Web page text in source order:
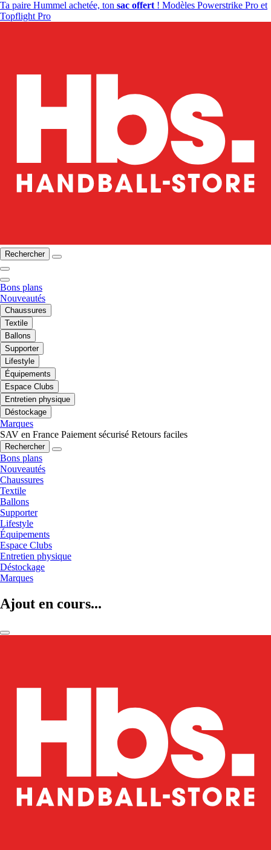
Ta paire Hummel achetée, ton sac offert ! Modèles Powerstrike Pro et
Topflight Pro
Rechercher
Bons plans
Nouveautés
Chaussures
Textile
Ballons
Supporter
Lifestyle
Équipements
Espace Clubs
Entretien physique
Déstockage
Marques
SAV en France Paiement sécurisé Retours faciles
Rechercher
Bons plans
Nouveautés
Chaussures
Textile
Ballons
Supporter
Lifestyle
Équipements
Espace Clubs
Entretien physique
Déstockage
Marques
Ajout en cours...